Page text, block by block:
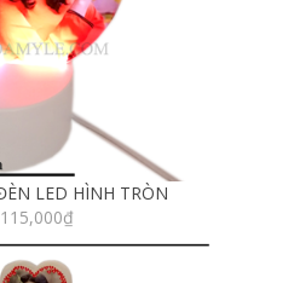
LED HÌNH TRÒN
115,000₫